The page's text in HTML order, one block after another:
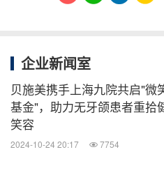
企业新闻室
贝施美携手上海九院共启"微
基金"，助力无牙颌患者重拾
笑容
2024-10-24 20:17 7754